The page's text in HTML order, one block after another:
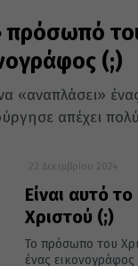
πρόσωπό
(;)
απέχει
22 Δεκεμβρίου 2024
Είναι αυτό
Χριστού (;)
Το πρόσωπο του
ένας εικονογράφος